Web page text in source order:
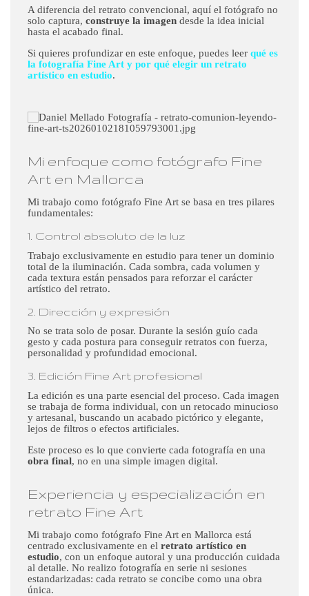
A diferencia del retrato convencional, aquí el fotógrafo no
solo captura, construye la imagen desde la idea inicial
hasta el acabado final.
Si quieres profundizar en este enfoque, puedes leer qué es
la fotografía Fine Art y por qué elegir un retrato
artístico en estudio.
Mi enfoque como fotógrafo Fine
Art en Mallorca
Mi trabajo como fotógrafo Fine Art se basa en tres pilares
fundamentales:
1. Control absoluto de la luz
Trabajo exclusivamente en estudio para tener un dominio
total de la iluminación. Cada sombra, cada volumen y
cada textura están pensados para reforzar el carácter
artístico del retrato.
2. Dirección y expresión
No se trata solo de posar. Durante la sesión guío cada
gesto y cada postura para conseguir retratos con fuerza,
personalidad y profundidad emocional.
3. Edición Fine Art profesional
La edición es una parte esencial del proceso. Cada imagen
se trabaja de forma individual, con un retocado minucioso
y artesanal, buscando un acabado pictórico y elegante,
lejos de filtros o efectos artificiales.
Este proceso es lo que convierte cada fotografía en una
obra final, no en una simple imagen digital.
Experiencia y especialización en
retrato Fine Art
Mi trabajo como fotógrafo Fine Art en Mallorca está
centrado exclusivamente en el retrato artístico en
estudio, con un enfoque autoral y una producción cuidada
al detalle. No realizo fotografía en serie ni sesiones
estandarizadas: cada retrato se concibe como una obra
única.